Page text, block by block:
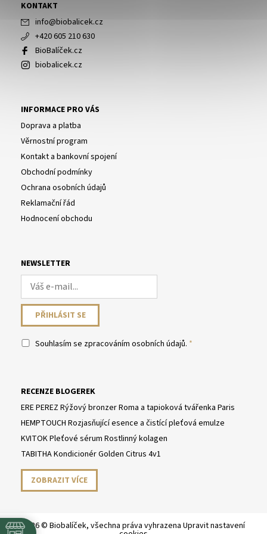
KONTAKT
info@biobalicek.cz
+420 605 210 630
BioBalíček.cz
biobalicek.cz
INFORMACE PRO VÁS
Doprava a platba
Věrnostní program
Kontakt a bankovní spojení
Obchodní podmínky
Ochrana osobních údajů
Reklamační řád
Hodnocení obchodu
NEWSLETTER
Souhlasím se zpracováním osobních údajů.
RECENZE BLOGEREK
ERE PEREZ Rýžový bronzer Roma a tapioková tvářenka Paris
HEMPTOUCH Rozjasňující esence a čistící pleťová emulze
KVITOK Pleťové sérum Rostlinný kolagen
TABITHA Kondicionér Golden Citrus 4v1
ZOBRAZIT VÍCE
2026 © Biobalíček, všechna práva vyhrazena Upravit nastavení